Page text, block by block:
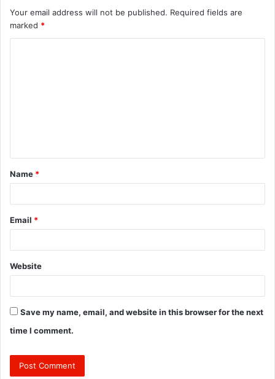
Your email address will not be published. Required fields are
marked *
t
*
Name *
Email *
Website
Save my name, email, and website in this browser for the next
time I comment.